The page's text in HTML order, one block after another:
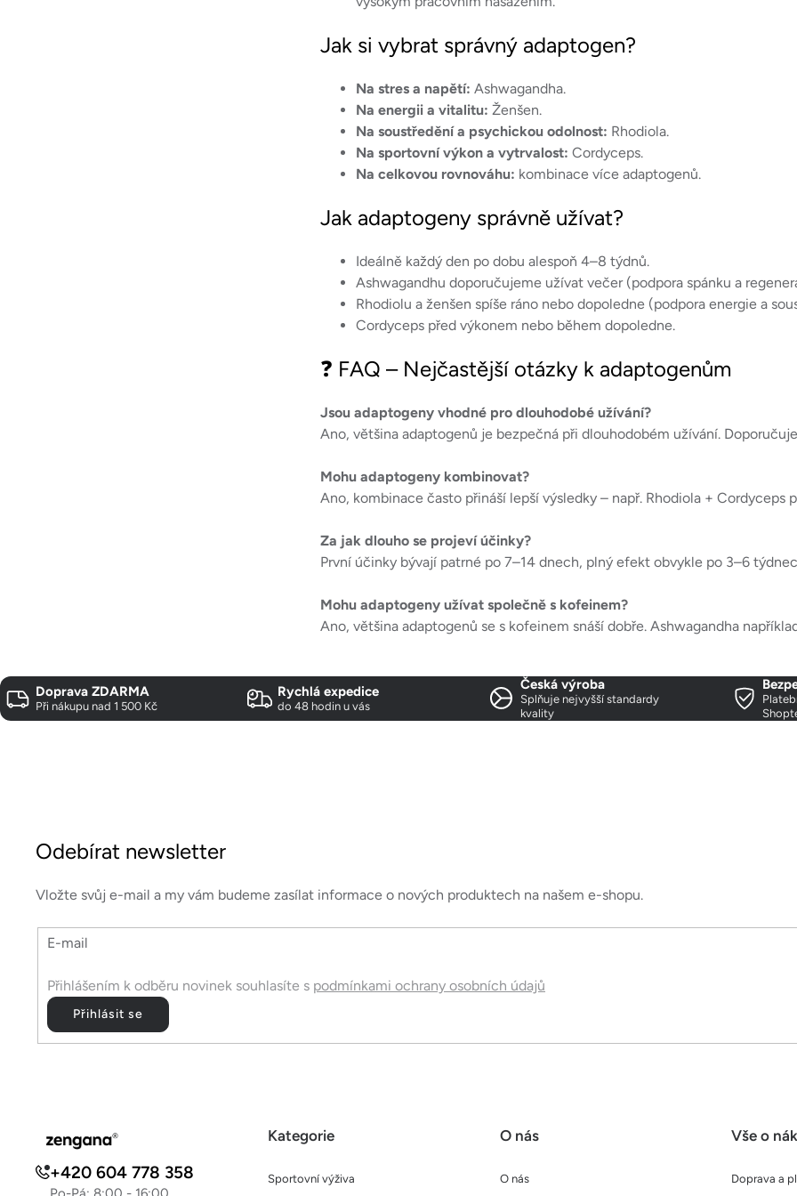
Jak si vybrat správný adaptogen?
Na stres a napětí: Ashwagandha.
Na energii a vitalitu: Ženšen.
Na soustředění a psychickou odolnost: Rhodiola.
Na sportovní výkon a vytrvalost: Cordyceps.
Na celkovou rovnováhu: kombinace více adaptogenů.
Jak adaptogeny správně užívat?
Ideálně každý den po dobu alespoň 4–8 týdnů.
Ashwagandhu doporučujeme užívat večer (podpora spánku a
Rhodiolu a ženšen spíše ráno nebo dopoledne (podpora energie a
Cordyceps před výkonem nebo během dopoledne.
❓ FAQ – Nejčastější otázky k adaptogenům
Jsou adaptogeny vhodné pro dlouhodobé užívání?
Ano, většina adaptogenů je bezpečná při dlouhodobém užívání.
Mohu adaptogeny kombinovat?
Ano, kombinace často přináší lepší výsledky – např. Rhodiola + Cordyceps
Za jak dlouho se projeví účinky?
První účinky bývají patrné po 7–14 dnech, plný efekt obvykle po 3–6
Mohu adaptogeny užívat společně s kofeinem?
Ano, většina adaptogenů se s kofeinem snáší dobře. Ashwagandha
Doprava ZDARMA
Při nákupu nad 1 500 Kč
Rychlá expedice
do 48 hodin u vás
Česká výroba
Splňuje nejvyšší standardy
kvality
Odebírat newsletter
Vložte svůj e-mail a my vám budeme zasílat informace o nových produktech na našem e-shopu.
E-mail
Přihlášením k odběru novinek souhlasíte s podmínkami ochrany osobních údajů
Přihlásit se
+420 604 778 358
Kategorie
Sportovní výživa
O nás
O nás
Vše o
Doprava a